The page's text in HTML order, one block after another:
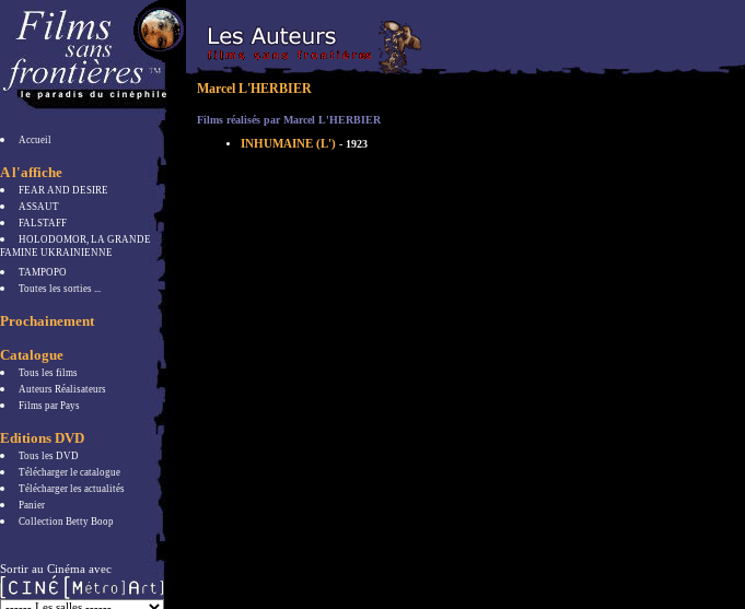
Accueil
A l'affiche
FEAR AND DESIRE
ASSAUT
FALSTAFF
HOLODOMOR, LA GRANDE
FAMINE UKRAINIENNE
TAMPOPO
Toutes les sorties ...
Prochainement
Catalogue
Tous les films
Auteurs Réalisateurs
Films par Pays
Editions DVD
Tous les DVD
Télécharger le catalogue
Télécharger les actualités
Panier
Collection Betty Boop
Sortir au Cinéma avec
Marcel L'HERBIER
Films réalisés par Marcel L'HERBIER
INHUMAINE (L') - 1923